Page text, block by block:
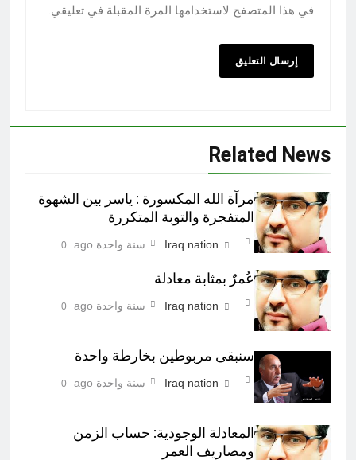
في هذا المتصفح لاستخدامها المرة المقبلة في تعليقي.
Related News
مرآة الله المكسورة : ياسر بين الشهوة
المتفجرة والتوبة المتكررة
Iraq nation سنة واحدة ago 0
عُمرٌ بمثابة معادلة
Iraq nation سنة واحدة ago 0
سنبقى مربوطين بخارطة واحدة
Iraq nation سنة واحدة ago 0
المعادلة الوجودية: حساب الزمن
ومصاريف العمر